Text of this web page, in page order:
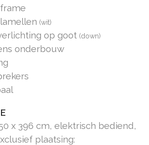
(wit)
op goot (down)
onderbouw
x 396 cm, elektrisch bediend,
plaatsing: